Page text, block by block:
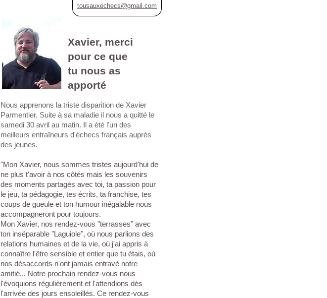
tousauxechecs@gmail.com
Nous apprenons la triste disparition de Xavier
Parmentier. Suite à sa maladie il nous a quitté le
samedi 30 avril au matin. Il a été l'un des
meilleurs entraîneurs d'échecs français auprès
des jeunes.
"Mon Xavier, nous sommes tristes aujourd'hui de
ne plus t'avoir à nos côtés mais les souvenirs
des moments partagés avec toi, ta passion pour
le jeu, ta pédagogie, tes écrits, ta franchise, tes
coups de gueule et ton humour inégalable nous
accompagneront pour toujours.
Mon Xavier, nos rendez-vous "terrasses" avec
ton inséparable "Laguiole", où nous parlions des
relations humaines et de la vie, où j'ai appris à
connaître l'être sensible et entier que tu étais, où
nos désaccords n'ont jamais entravé notre
amitié... Notre prochain rendez-vous nous
l'évoquions régulièrement et l'attendions dès
l'arrivée des jours ensoleillés. Ce rendez-vous
Xavier, merci
pour ce que
tu nous as
apporté